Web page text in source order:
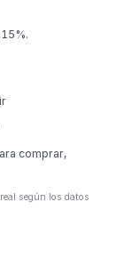
comprar,
según los datos